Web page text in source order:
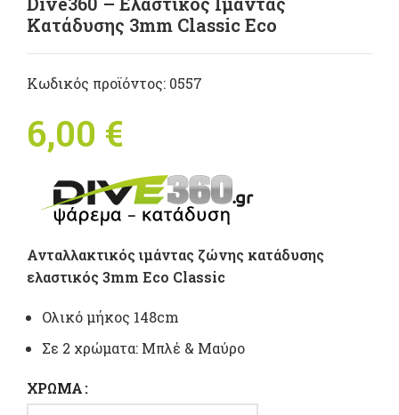
Κατάδυσης 3mm Classic Eco
Κωδικός προϊόντος: 0557
6,00 €
Ανταλλακτικός ιμάντας ζώνης κατάδυσης
ελαστικός 3mm Eco Classic
Ολικό μήκος 148cm
Σε 2 χρώματα: Μπλέ & Μαύρο
ΧΡΏΜΑ